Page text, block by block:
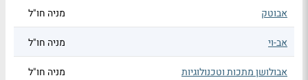
אבוטק מניה חו"ל
אב-וי מניה חו"ל
אבולושן מתכות וטכנולוגיות מניה חו"ל